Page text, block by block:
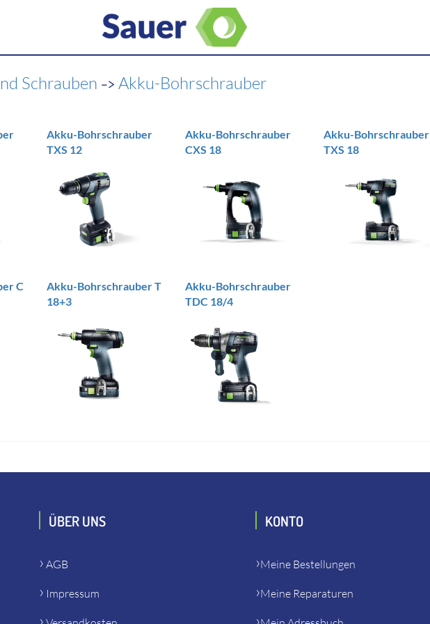
Schrauben ->Akku-Bohrschrauber
Akku-Bohrschrauber
TXS 12
Akku-Bohrschrauber
CXS 18
Akku-Bohrschrauber
TXS 18
C
Akku-Bohrschrauber T
18+3
Akku-Bohrschrauber
TDC 18/4
ÜBER UNS
AGB
Impressum
KONTO
Meine Bestellungen
Meine Reparaturen